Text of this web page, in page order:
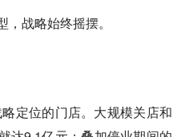
战略始终摇摆。
定位的门店。大规模关店和